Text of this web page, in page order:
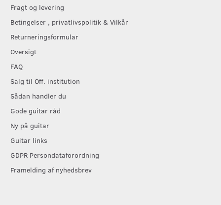
Fragt og levering
Betingelser , privatlivspolitik & Vilkår
Returneringsformular
Oversigt
FAQ
Salg til Off. institution
Sådan handler du
Gode guitar råd
Ny på guitar
Guitar links
GDPR Persondataforordning
Framelding af nyhedsbrev